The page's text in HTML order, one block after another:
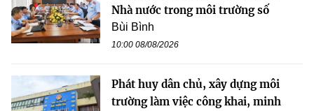
Nhà nước trong môi trường số
Bùi Bình
10:00 08/08/2026
Phát huy dân chủ, xây dựng môi
trường làm việc công khai, minh